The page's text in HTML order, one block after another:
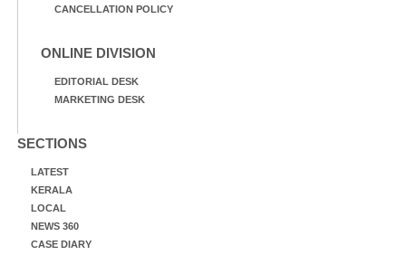
CANCELLATION POLICY
ONLINE DIVISION
EDITORIAL DESK
MARKETING DESK
SECTIONS
LATEST
KERALA
LOCAL
NEWS 360
CASE DIARY